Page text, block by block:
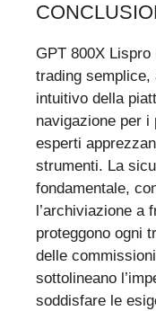
GPT 800X Lispro
trading
intuitivo della
navigazione per
esperti
strumenti. La
fondamentale,
l’archiviazione a
proteggono ogni
delle
sottolineano
soddisfare le